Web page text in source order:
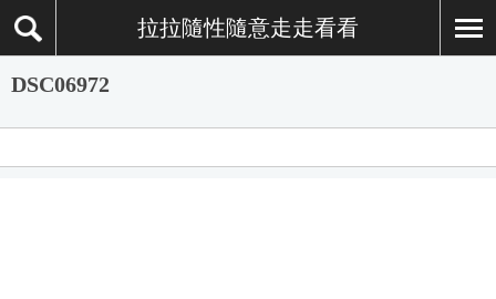
拉拉隨性隨意走走看看
DSC06972